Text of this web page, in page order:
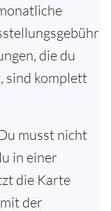
die du
sind komplett
musst nicht
in einer
die Karte
der